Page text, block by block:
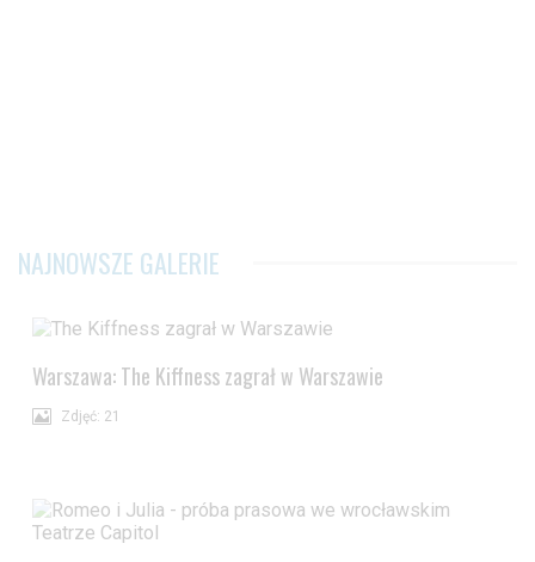
NAJNOWSZE GALERIE
Warszawa: The Kiffness zagrał w Warszawie
Zdjęć: 21